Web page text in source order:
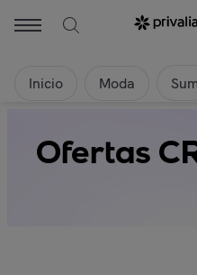
Inicio Moda
Ofertas